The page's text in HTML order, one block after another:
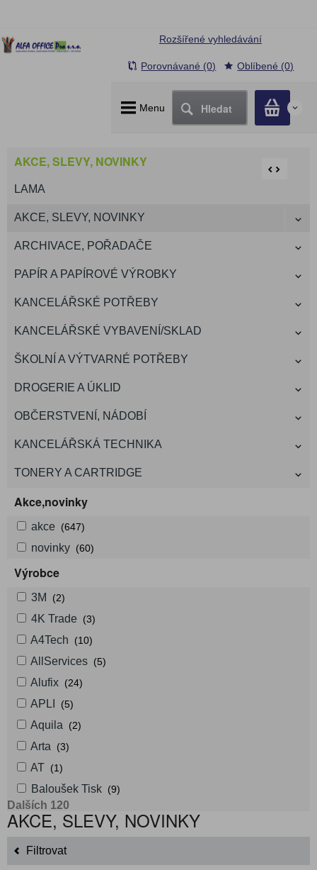
Menu Hledat 0
Rozšířené vyhledávání
Porovnávané (0) Oblíbené (0)
AKCE, SLEVY, NOVINKY
LAMA
AKCE, SLEVY, NOVINKY
ARCHIVACE, POŘADAČE
PAPÍR A PAPÍROVÉ VÝROBKY
KANCELÁŘSKÉ POTŘEBY
KANCELÁŘSKÉ VYBAVENÍ/SKLAD
ŠKOLNÍ A VÝTVARNÉ POTŘEBY
DROGERIE A ÚKLID
OBČERSTVENÍ, NÁDOBÍ
KANCELÁŘSKÁ TECHNIKA
TONERY A CARTRIDGE
Akce,novinky
akce (647)
novinky (60)
Výrobce
3M (2)
4K Trade (3)
A4Tech (10)
AllServices (5)
Alufix (24)
APLI (5)
Aquila (2)
Arta (3)
AT (1)
Baloušek Tisk (9)
Dalších 120
AKCE, SLEVY, NOVINKY
Filtrovat